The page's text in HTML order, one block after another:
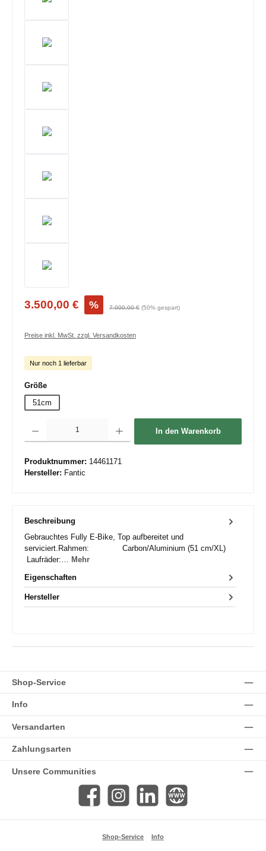
3.500,00 € % 7.000,00 € (50% gespart)
Preise inkl. MwSt. zzgl. Versandkosten
Nur noch 1 lieferbar
Größeauswählen
51cm
In den Warenkorb
Produktnummer: 14461171
Hersteller: Fantic
Beschreibung
Gebrauchtes Fully E-Bike, Top aufbereitet und
serviciert.Rahmen: Carbon/Aluminium (51 cm/XL)
Laufräder:…
Mehr
Eigenschaften
Hersteller
Shop-Service
Info
Versandarten
Zahlungsarten
Unsere Communities
Facebook Instagram Website
Shop-Service Info